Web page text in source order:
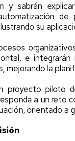
y sabrán
su
e
mejorando la
proyecto piloto
a un reto
orientado a